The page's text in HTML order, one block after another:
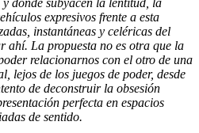
donde subyacen la lentitud, la
expresivos frente a esta
instantáneas y celéricas del
ahí. La propuesta no es otra que la
relacionarnos con el otro de una
lejos de los juegos de poder, desde
de deconstruir la obsesión
perfecta en espacios
de sentido.